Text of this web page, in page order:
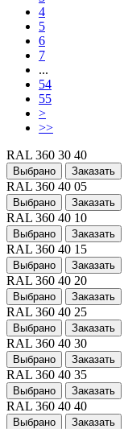
4
5
6
7
...
54
55
>
>>
RAL 360 30 40
Выбрано Заказать
RAL 360 40 05
Выбрано Заказать
RAL 360 40 10
Выбрано Заказать
RAL 360 40 15
Выбрано Заказать
RAL 360 40 20
Выбрано Заказать
RAL 360 40 25
Выбрано Заказать
RAL 360 40 30
Выбрано Заказать
RAL 360 40 35
Выбрано Заказать
RAL 360 40 40
Выбрано Заказать